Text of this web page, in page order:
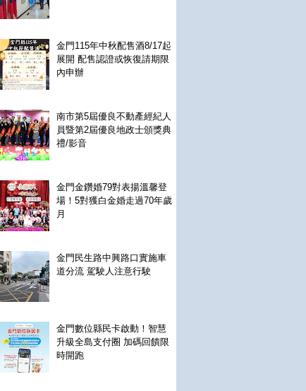
金門115年中秋配售酒8/17起
展開 配售認證或恢復請期限
內申辦
南市第5屆優良不動產經紀人
員暨第2屆優良地政士頒獎典
禮/影音
金門金鑽婚79對表揚溫馨登
場！5對獲白金婚走過70年歲
月
金門民生路中興路口實施車
道分流 駕駛人注意行駛
金門數位縣民卡啟動！智慧
升級全島支付圈 加碼回饋限
時開跑